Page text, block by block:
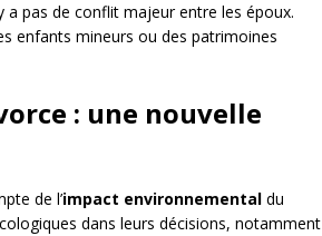
a pas de conflit majeur entre les époux.
enfants mineurs ou des patrimoines
: une nouvelle
de l’impact environnemental du
dans leurs décisions, notamment